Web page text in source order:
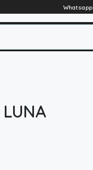
Whatsapp